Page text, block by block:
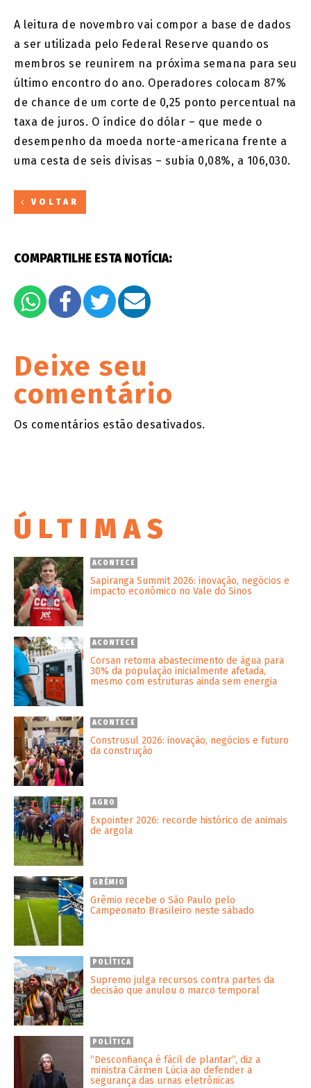
A leitura de novembro vai compor a base de dados
a ser utilizada pelo Federal Reserve quando os
membros se reunirem na próxima semana para seu
último encontro do ano. Operadores colocam 87%
de chance de um corte de 0,25 ponto percentual na
taxa de juros. O índice do dólar – que mede o
desempenho da moeda norte-americana frente a
uma cesta de seis divisas – subia 0,08%, a 106,030.
VOLTAR
COMPARTILHE ESTA NOTÍCIA:
Deixe seu
comentário
Os comentários estão desativados.
ÚLTIMAS
ACONTECE
Sapiranga Summit 2026: inovação, negócios e
impacto econômico no Vale do Sinos
ACONTECE
Corsan retoma abastecimento de água para
30% da população inicialmente afetada,
mesmo com estruturas ainda sem energia
ACONTECE
Construsul 2026: inovação, negócios e futuro
da construção
AGRO
Expointer 2026: recorde histórico de animais
de argola
GRÊMIO
Grêmio recebe o São Paulo pelo
Campeonato Brasileiro neste sábado
POLÍTICA
Supremo julga recursos contra partes da
decisão que anulou o marco temporal
POLÍTICA
“Desconfiança é fácil de plantar”, diz a
ministra Cármen Lúcia ao defender a
segurança das urnas eletrônicas